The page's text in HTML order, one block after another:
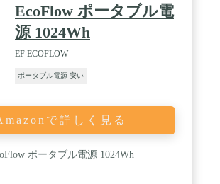
EcoFlow ポータブル電
源 1024Wh
EF ECOFLOW
ポータブル電源 安い
で詳しく見る
ポータブル電源 1024Wh